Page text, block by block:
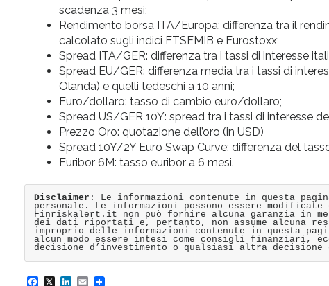
scadenza 3 mesi;
Rendimento borsa ITA/Europa: differenza tra il
calcolato sugli indici FTSEMIB e Eurostoxx;
Spread ITA/GER: differenza tra i tassi di interesse
Spread EU/GER: differenza media tra i tassi di
Olanda) e quelli tedeschi a 10 anni;
Euro/dollaro: tasso di cambio euro/dollaro;
Spread US/GER 10Y: spread tra i tassi di interesse
Prezzo Oro: quotazione dell’oro (in USD)
Spread 10Y/2Y Euro Swap Curve: differenza del
Euribor 6M: tasso euribor a 6 mesi.
Disclaimer : Le informazioni contenute in questa
personale. Le informazioni possono essere
Finriskalert.it non può fornire alcuna garanzia in
dei dati riportati e, pertanto, non assume alcuna
improprio delle informazioni contenute in questa
alcun modo essere intesi come consigli
decisione d’investimento o qualsiasi altra